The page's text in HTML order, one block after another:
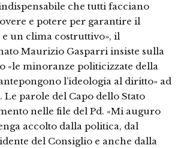
che tutti facciano
e potere per garantire il
un clima costruttivo», il
Maurizio Gasparri insiste sulla
«le minoranze politicizzate della
l’ideologia al diritto» ad
Le parole del Capo dello Stato
nelle file del Pd. «Mi auguro
accolto dalla politica, dal
del Consiglio e anche dalla